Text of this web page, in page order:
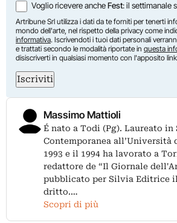
Voglio ricevere ancheFest: il settimanale
Artribune Srl utilizza i dati da te forniti per tenerti
mondo dell'arte, nel rispetto della privacy come
informativa. Iscrivendoti i tuoi dati personali
e trattati secondo le modalità riportate in questa
disiscriverti in qualsiasi momento con l'apposito
Iscriviti
Massimo Mattioli
É nato a Todi (Pg). Laureato
Contemporanea all’Università
1993 e il 1994 ha lavorato a
redattore de “Il Giornale
pubblicato per Silvia Editrice
dritto.…
Scopri di più